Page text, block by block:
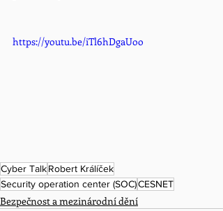
https://youtu.be/iTl6hDgaUoo
Cyber TalkRobert Králíček
Security operation center (SOC)CESNET
Bezpečnost a mezinárodní dění